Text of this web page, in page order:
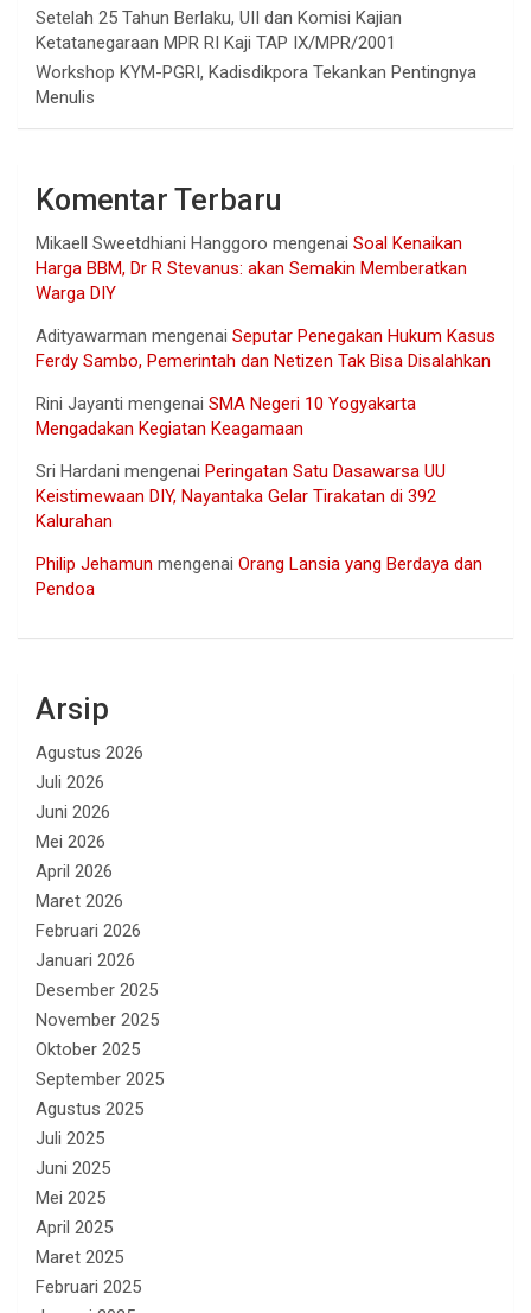
Setelah 25 Tahun Berlaku, UII dan Komisi Kajian
Ketatanegaraan MPR RI Kaji TAP IX/MPR/2001
Workshop KYM-PGRI, Kadisdikpora Tekankan Pentingnya
Menulis
Komentar Terbaru
Mikaell Sweetdhiani Hanggoro mengenai Soal Kenaikan
Harga BBM, Dr R Stevanus: akan Semakin Memberatkan
Warga DIY
Adityawarman mengenai Seputar Penegakan Hukum Kasus
Ferdy Sambo, Pemerintah dan Netizen Tak Bisa Disalahkan
Rini Jayanti mengenai SMA Negeri 10 Yogyakarta
Mengadakan Kegiatan Keagamaan
Sri Hardani mengenai Peringatan Satu Dasawarsa UU
Keistimewaan DIY, Nayantaka Gelar Tirakatan di 392
Kalurahan
Philip Jehamun mengenai Orang Lansia yang Berdaya dan
Pendoa
Arsip
Agustus 2026
Juli 2026
Juni 2026
Mei 2026
April 2026
Maret 2026
Februari 2026
Januari 2026
Desember 2025
November 2025
Oktober 2025
September 2025
Agustus 2025
Juli 2025
Juni 2025
Mei 2025
April 2025
Maret 2025
Februari 2025